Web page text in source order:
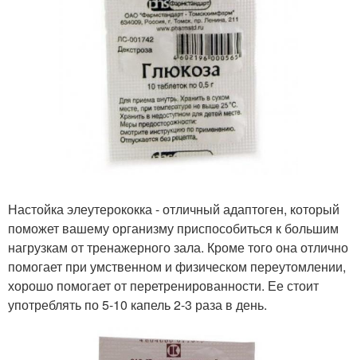
Настойка элеутерококка - отличный адаптоген, который
поможет вашему организму приспособиться к большим
нагрузкам от тренажерного зала. Кроме того она отлично
помогает при умственном и физическом переутомлении,
хорошо помогает от перетренированности. Ее стоит
употреблять по 5-10 капель 2-3 раза в день.